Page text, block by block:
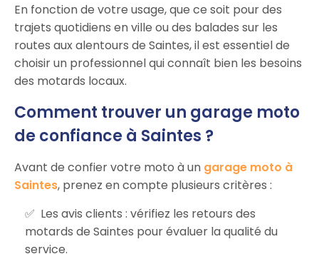
En fonction de votre usage, que ce soit pour des
trajets quotidiens en ville ou des balades sur les
routes aux alentours de Saintes, il est essentiel de
choisir un professionnel qui connaît bien les besoins
des motards locaux.
Comment trouver un garage moto
de confiance à Saintes ?
Avant de confier votre moto à un garage moto à
Saintes, prenez en compte plusieurs critères :
Les avis clients : vérifiez les retours des
motards de Saintes pour évaluer la qualité du
service.